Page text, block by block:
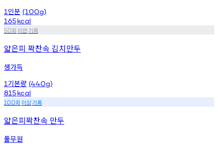
1 인분 (100g)
165kcal
50회 미만기록
얇은피 꽉찬속 김치만두
생가득
1 기본량 (440g)
815kcal
100회 이상기록
얇은피꽉찬속 만두
풀무원